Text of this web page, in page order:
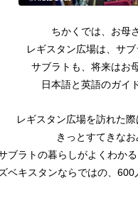
ちかくでは、お母
レギスタン広場は、サ
サブラトも、将来はお
日本語と英語のガイ
レギスタン広場を訪れた
きっとすてきな
ブラトの暮らしがよくわか
ベキスタンならではの、